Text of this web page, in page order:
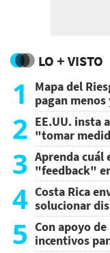
LO + VISTO
1
Mapa del
pagan
2 EE.UU. insta
"tomar
3 Aprenda cuál
"feedback"
4 Costa Rica
solucionar
5 Con apoyo
incentivos